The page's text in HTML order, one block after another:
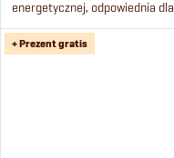
energetycznej, odpowiednia dla
psów z nadwagą i seniorów.
+ Prezent gratis